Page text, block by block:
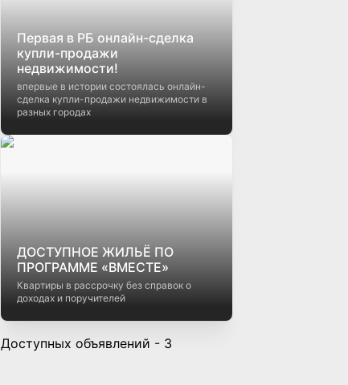
Первая в РБ онлайн-сделка
купли-продажи
недвижимости!
впервые в истории состоялась онлайн-
сделка купли-продажи недвижимости в
ДОСТУПНОЕ ЖИЛЬЁ ПО
ПРОГРАММЕ «ВМЕСТЕ»
Квартиры в рассрочку без справок о